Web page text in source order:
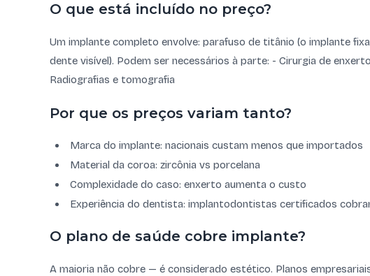
O que está incluído no preço?
Um implante completo envolve: parafuso de titânio (o implante
dente visível). Podem ser necessários à parte: - Cirurgia de
Radiografias e tomografia
Por que os preços variam tanto?
Marca do implante: nacionais custam menos que importados
Material da coroa: zircônia vs porcelana
Complexidade do caso: enxerto aumenta o custo
Experiência do dentista: implantodontistas certificados
O plano de saúde cobre implante?
A maioria não cobre — é considerado estético. Planos